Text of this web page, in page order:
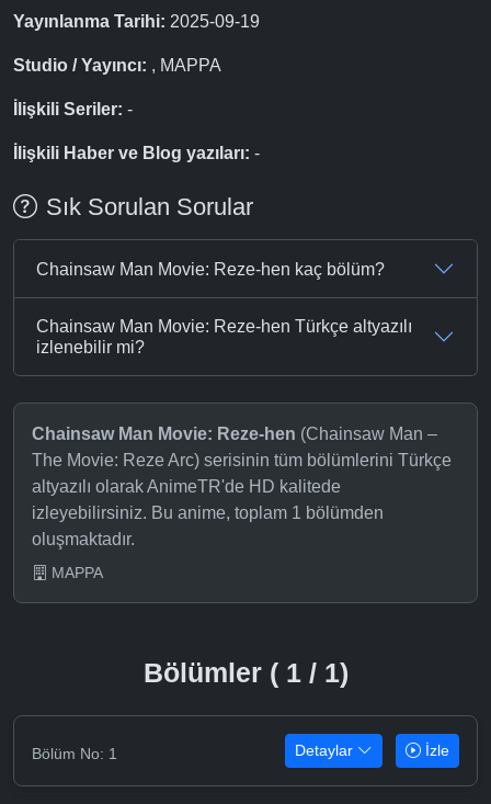
Yayınlanma Tarihi: 2025-09-19
Studio / Yayıncı: , MAPPA
İlişkili Seriler: -
İlişkili Haber ve Blog yazıları: -
Sık Sorulan Sorular
Chainsaw Man Movie: Reze-hen kaç bölüm?
Chainsaw Man Movie: Reze-hen Türkçe altyazılı
izlenebilir mi?
Chainsaw Man Movie: Reze-hen (Chainsaw Man –
The Movie: Reze Arc) serisinin tüm bölümlerini Türkçe
altyazılı olarak AnimeTR'de HD kalitede
izleyebilirsiniz. Bu anime, toplam 1 bölümden
oluşmaktadır.
MAPPA
Bölümler ( 1 / 1)
Bölüm No: 1 Detaylar İzle